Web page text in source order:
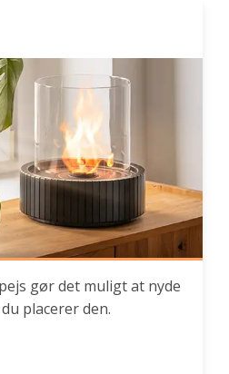
gør det muligt at nyde
placerer den.